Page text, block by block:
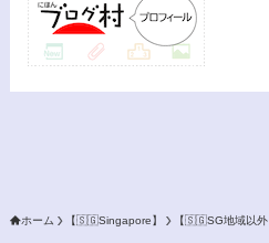
ホーム 【🇸🇬Singapore】 【🇸🇬SG地域以外